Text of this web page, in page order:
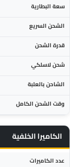
سعة البطارية
الشحن السريع
قدرة الشحن
شحن لاسلكي
الشاحن بالعلبة
وقت الشحن الكامل
الكاميرا الخلفية
المواصفة التفاصيلعدد الكاميرات